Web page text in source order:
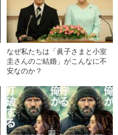
なぜ私たちは「眞子さまと小室
圭さんのご結婚」がこんなに不
安なのか？